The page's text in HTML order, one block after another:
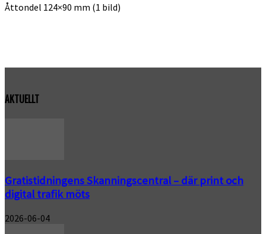
Åttondel 124×90 mm (1 bild)
AKTUELLT
Gratistidningens Skanningscentral – där print och
digital trafik möts
2026-06-04